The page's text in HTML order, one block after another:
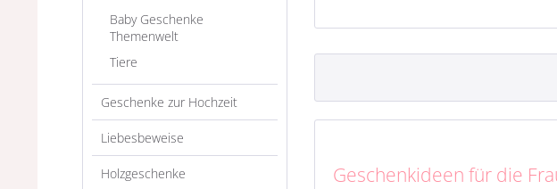
Baby Geschenke
Themenwelt
Tiere
Geschenke zur Hochzeit
Liebesbeweise
Holzgeschenke Geschenkideen für die